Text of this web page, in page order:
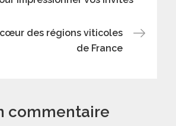
des régions viticoles
de France
commentaire